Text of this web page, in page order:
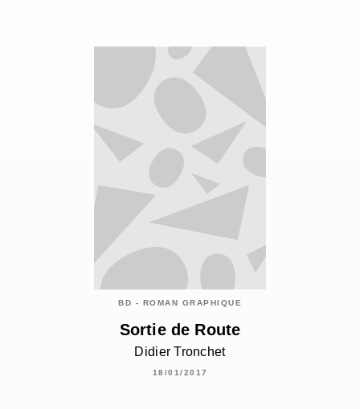
BD - ROMAN GRAPHIQUE
Sortie de Route
Didier Tronchet
18/01/2017